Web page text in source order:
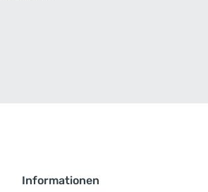
Informationen